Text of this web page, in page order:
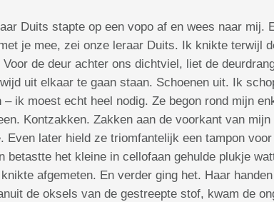
Duits stapte op een vopo af en wees naar
je mee, zei onze leraar Duits. Ik knikte terwijl
de deur achter ons dichtviel, liet de
uit elkaar te gaan staan. Schoenen uit. Ik
ik moest echt heel nodig. Ze begon rond mijn
Kontzakken. Zakken aan de voorkant van
Even later hield ze triomfantelijk een tampon
betastte het kleine in cellofaan gehulde plukje
afgemeten. En verder ging het. Haar
de oksels van de gestreepte stof, kwam de